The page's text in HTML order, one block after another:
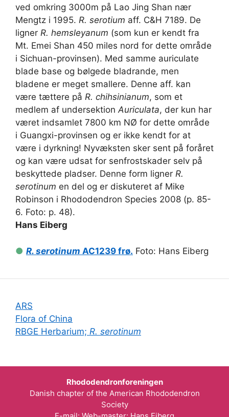
ved omkring 3000m på Lao Jing Shan nær
Mengtz i 1995. R. serotium aff. C&H 7189. De
ligner R. hemsleyanum (som kun er kendt fra
Mt. Emei Shan 450 miles nord for dette område
i Sichuan-provinsen). Med samme auriculate
blade base og bølgede bladrande, men
bladene er meget smallere. Denne aff. kan
være tættere på R. chihsinianum, som et
medlem af undersektionAuriculata, der kun har
været indsamlet 7800 km NØ for dette område
i Guangxi-provinsen og er ikke kendt for at
være i dyrkning! Nyvæksten sker sent på foråret
og kan være udsat for senfrostskader selv på
beskyttede pladser. Denne form ligner R.
serotinum en del og er diskuteret af Mike
Robinson i Rhododendron Species 2008 (p. 85-
6. Foto: p. 48).
Hans Eiberg
● R. serotinum AC1239 frø. Foto: Hans Eiberg
ARS
Flora of China
RBGE Herbarium; R. serotinum
Rhododendronforeningen
Danish chapter of the American Rhododendron
Society